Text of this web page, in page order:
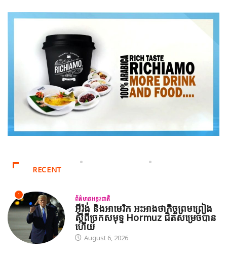
RECENT
1 ព័ត៌មានអន្តរជាតិ
អ៊ីរ៉ង់ និងអាមេរិក អះអាងថាកិច្ចព្រមព្រៀង
ស្តីពីច្រកសមុទ្ទ Hormuz ជិតសម្រេចបាន
ហើយ
August 6, 2026